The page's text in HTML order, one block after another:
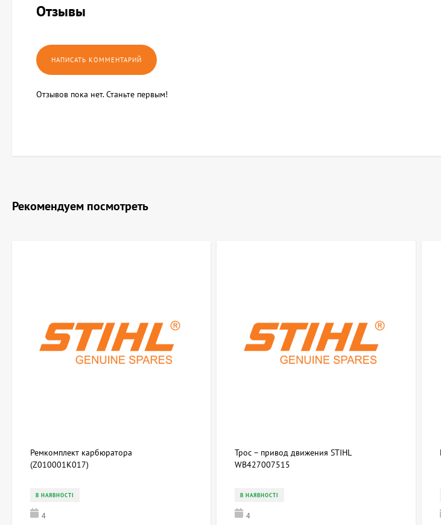
Отзывы
Отзывов пока нет. Станьте первым!
Рекомендуем посмотреть
Ремкомплект карбюратора
(Z010001K017)
В НАЯВНОСТІ
4
Трос – привод движения STIHL
WB427007515
В НАЯВНОСТІ
4